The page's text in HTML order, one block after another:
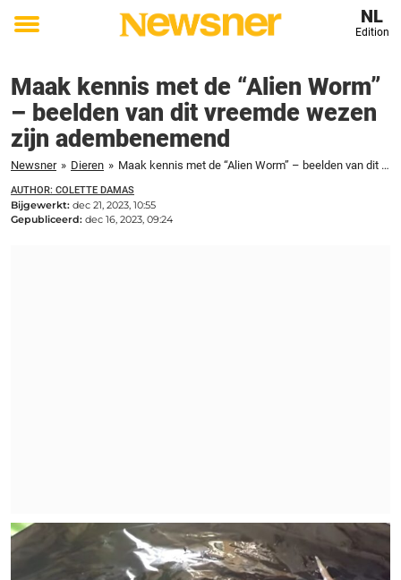
Toggle
NL
Edition
Maak kennis met de “Alien Worm”
– beelden van dit vreemde wezen
zijn adembenemend
Newsner » Dieren » Maak kennis met de “Alien Worm” – beelden van dit vreemde wezen zijn adembenemend
AUTHOR: COLETTE DAMAS
Bijgewerkt: dec 21, 2023, 10:55
Gepubliceerd: dec 16, 2023, 09:24